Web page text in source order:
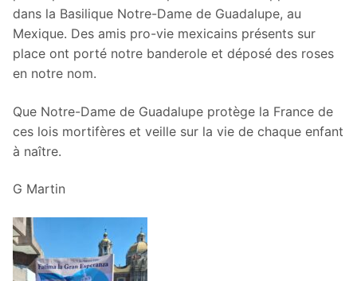
dans la Basilique Notre-Dame de Guadalupe, au
Mexique. Des amis pro-vie mexicains présents sur
place ont porté notre banderole et déposé des roses
en notre nom.
Que Notre-Dame de Guadalupe protège la France de
ces lois mortifères et veille sur la vie de chaque enfant
à naître.
G Martin